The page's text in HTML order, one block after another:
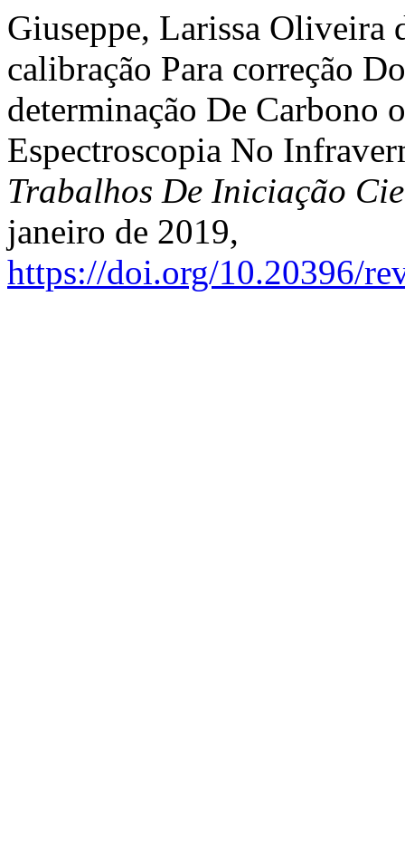
Giuseppe, Larissa Oliveira
calibração Para correção
determinação De
Espectroscopia No
Trabalhos De Iniciação
janeiro de 2019,
https://doi.org/10.20396/